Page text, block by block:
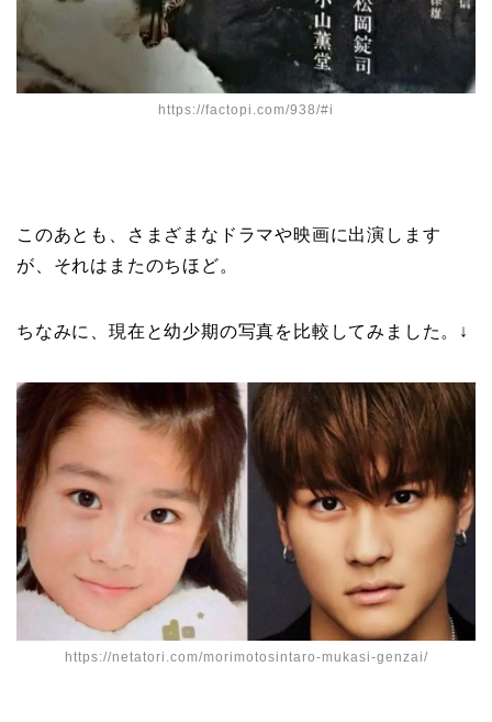
https://factopi.com/938/#i
このあとも、さまざまなドラマや映画に出演します
が、それはまたのちほど。
ちなみに、現在と幼少期の写真を比較してみました。↓
https://netatori.com/morimotosintaro-mukasi-genzai/